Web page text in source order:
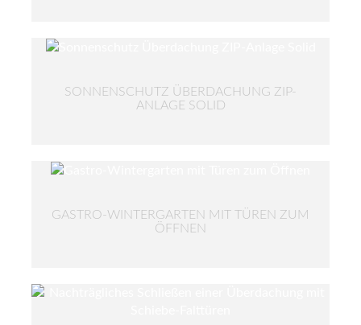
SONNENSCHUTZ ÜBERDACHUNG ZIP-
ANLAGE SOLID
GASTRO-WINTERGARTEN MIT TÜREN ZUM
ÖFFNEN